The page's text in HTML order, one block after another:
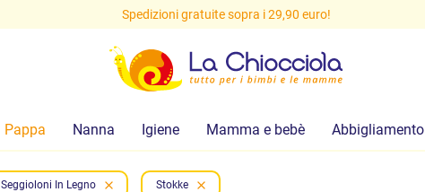
Spedizioni gratuite sopra i 29,90 euro!
Pappa Nanna Igiene Mamma e bebè Abbigliamento
Seggioloni In Legno Stokke